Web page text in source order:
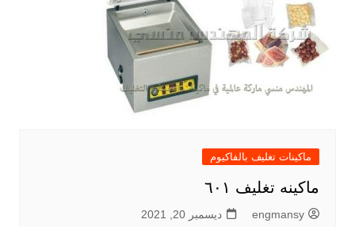
ماكينات تغليف بالفاكيوم
ماكينه تغليف ٦٠١
engmansy ديسمبر 20, 2021